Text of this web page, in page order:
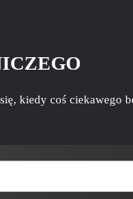
kiedy coś ciekawego